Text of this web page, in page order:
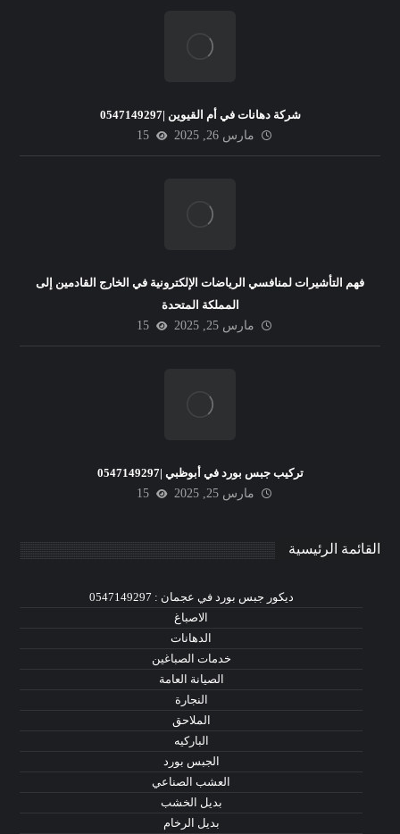
شركة دهانات في أم القيوين |0547149297
مارس 26, 2025
15
فهم التأشيرات لمنافسي الرياضات الإلكترونية في الخارج القادمين إلى
المملكة المتحدة
مارس 25, 2025
15
تركيب جبس بورد في أبوظبي |0547149297
مارس 25, 2025
15
القائمة الرئيسية
ديكور جبس بورد في عجمان : 0547149297
الاصباغ
الدهانات
خدمات الصباغين
الصيانة العامة
النجارة
الملاحق
الباركيه
الجبس بورد
العشب الصناعي
بديل الخشب
بديل الرخام